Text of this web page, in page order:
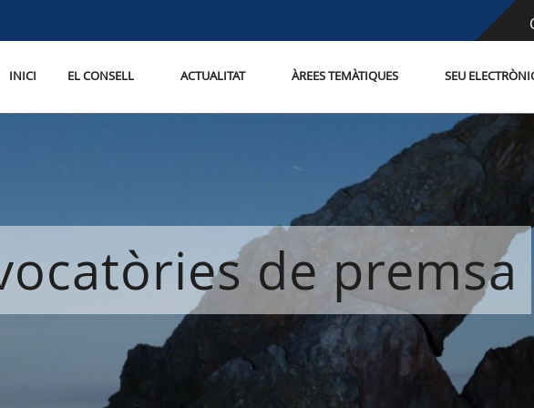
INICI EL CONSELL ACTUALITAT ÀREES TEMÀTIQUES SEU
de premsa